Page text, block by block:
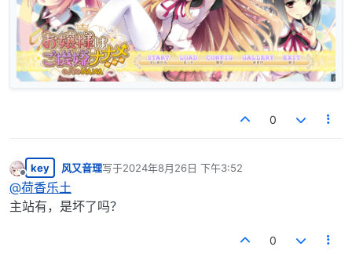
0
离线
key 风又音理写于2024年8月26日 下午3:52
最后由 编辑
@荷香乐土
主站有，是坏了吗？
0